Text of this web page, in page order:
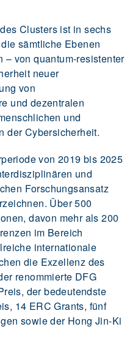
Clusters ist in sechs
sämtliche Ebenen
– von quantum-resistenter
neuer
von
und dezentralen
und
der Cybersicherheit.
von 2019 bis 2025
und
Forschungsansatz
Über 500
davon mehr als 200
im Bereich
internationale
die Exzellenz des
renommierte DFG
der bedeutendste
14 ERC Grants, fünf
sowie der Hong Jin-Ki